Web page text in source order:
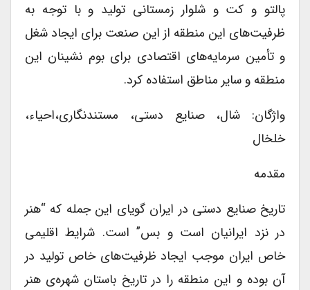
پالتو و کت و شلوار زمستانی تولید و با توجه به
ظرفیت‌های این منطقه از این صنعت برای ایجاد شغل
و تأمین سرمایه‌های اقتصادی برای بوم نشینان این
منطقه و سایر مناطق استفاده کرد.
واژگان: شال، صنایع دستی، مستندنگاری،‌احیاء،
خلخال
مقدمه
تاریخ صنایع دستی در ایران گویای این جمله که “هنر
در نزد ایرانیان است و بس” است. شرایط اقلیمی
خاص ایران موجب ایجاد ظرفیت‌های خاص تولید در
آن بوده و این منطقه را در تاریخ باستان شهره‌ی هنر